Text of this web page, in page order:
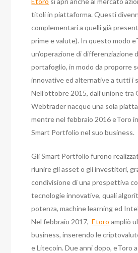
titoli in piattaforma. Questi
complementari a quelli già
prime e valute). In questo modo
un’operazione di differenziazione
portafoglio, in modo da proporre
innovative ed alternative a tutti i
Nell’ottobre 2015, dall’unione tra
Webtrader nacque una sola
mentre nel febbraio 2016 eToro
Smart Portfolio nel suo business.
Gli Smart Portfolio furono
riunire gli asset o gli investitori,
condivisione di una prospettiva
tecnologie innovative, quali
potenza, machine learning ed
Nel febbraio 2017,Etoro ampliò
business, inserendo le
e Litecoin. Due anni dopo, eToro